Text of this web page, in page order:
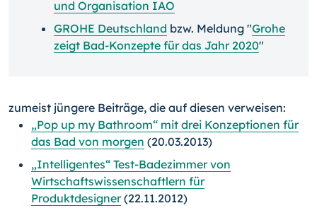
und Organisation IAO
GROHE Deutschland bzw. Meldung "Grohe
zeigt Bad-Konzepte für das Jahr 2020"
zumeist jüngere Beiträge, die auf diesen verweisen:
„Pop up my Bathroom“ mit drei Konzeptionen für
das Bad von morgen (20.03.2013)
„Intelligentes“ Test-Badezimmer von
Wirtschaftswissenschaftlern für
Produktdesigner(22.11.2012)